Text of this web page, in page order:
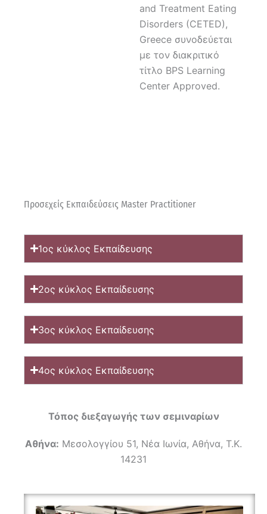
and Treatment Eating
Disorders (CETED),
Greece συνοδεύεται
με τον διακριτικό
τίτλο BPS Learning
Center Approved.
Προσεχείς Εκπαιδεύσεις Master Practitioner
1ος κύκλος Εκπαίδευσης
2ος κύκλος Εκπαίδευσης
3ος κύκλος Εκπαίδευσης
4ος κύκλος Εκπαίδευσης
Τόπος διεξαγωγής των σεμιναρίων
Αθήνα: Μεσολογγίου 51, Νέα Ιωνία, Αθήνα, Τ.Κ.
14231